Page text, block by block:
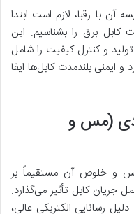
با رقبا، لازم است ابتدا
کابل برق را بشناسیم. این
تولید و کنترل کیفیت را شامل
بلندمدت کابل‌ها ایفا
(مس و
و خلوص آن مستقیماً بر
جریان کابل تأثیر می‌گذارد.
99.9 درصد) به دلیل رسانایی الکتریکی عالی،